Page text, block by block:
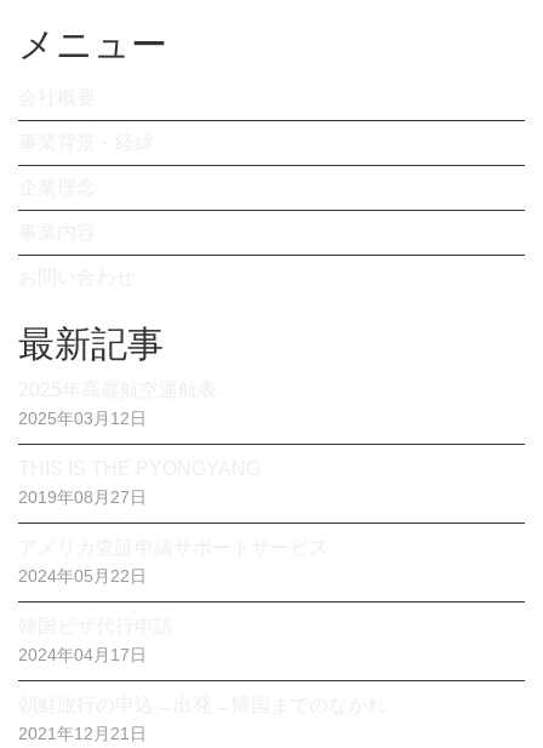
メニュー
最新記事
2025年03月12日
2019年08月27日
2024年05月22日
2024年04月17日
2021年12月21日